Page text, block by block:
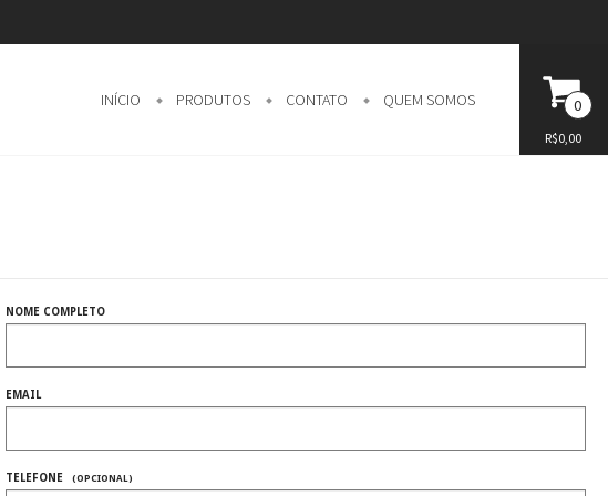
INÍCIO PRODUTOS CONTATO QUEM SOMOS 0
R$0,00
NOME COMPLETO
EMAIL
TELEFONE (OPCIONAL)